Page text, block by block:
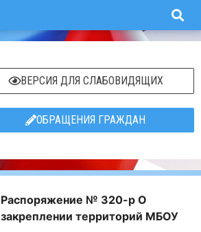
ВЕРСИЯ ДЛЯ СЛАБОВИДЯЩИХ
ОБРАЩЕНИЯ ГРАЖДАН
Распоряжение № 320-р О
закреплении территорий МБОУ